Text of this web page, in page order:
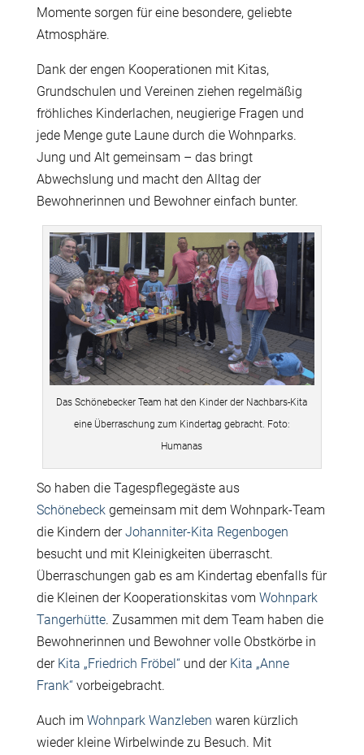
Momente sorgen für eine besondere, geliebte
Atmosphäre.
Dank der engen Kooperationen mit Kitas,
Grundschulen und Vereinen ziehen regelmäßig
fröhliches Kinderlachen, neugierige Fragen und
jede Menge gute Laune durch die Wohnparks.
Jung und Alt gemeinsam – das bringt
Abwechslung und macht den Alltag der
Bewohnerinnen und Bewohner einfach bunter.
Das Schönebecker Team hat den Kinder der Nachbars-Kita
eine Überraschung zum Kindertag gebracht. Foto:
Humanas
So haben die Tagespflegegäste aus
Schönebeckgemeinsam mit dem Wohnpark-Team
die Kindern derJohanniter-Kita Regenbogen
besucht und mit Kleinigkeiten überrascht.
Überraschungen gab es am Kindertag ebenfalls für
die Kleinen der Kooperationskitas vom Wohnpark
Tangerhütte. Zusammen mit dem Team haben die
Bewohnerinnen und Bewohner volle Obstkörbe in
der Kita „Friedrich Fröbel“und der Kita „Anne
Frank“vorbeigebracht.
Auch im Wohnpark Wanzleben waren kürzlich
wieder kleine Wirbelwinde zu Besuch. Mit